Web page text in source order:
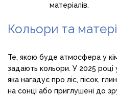
матеріалів.
Кольори та
Те, якою буде атмосфера у
задають кольори. У 2025 році
яка нагадує про ліс, пісок,
на сонці або приглушені до